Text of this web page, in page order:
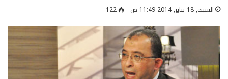
السبت, 18 يناير, 2014 11:49 ص 122